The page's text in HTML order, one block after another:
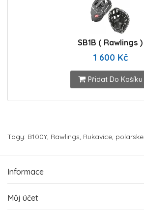
SB1B ( Rawlings )
1 600 Kč
Přidat Do Košíku
Tagy: B100Y, Rawlings, Rukavice, polarske
Informace
Můj účet